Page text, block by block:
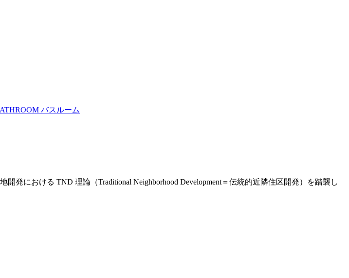
バスルーム
発における TND 理論（Traditional Neighborhood Development＝伝統的近隣住区開発）を踏襲し